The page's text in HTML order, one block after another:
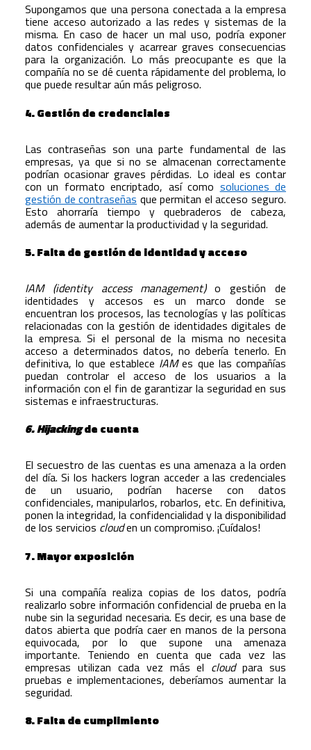
Supongamos que una persona conectada a la empresa
tiene acceso autorizado a las redes y sistemas de la
misma. En caso de hacer un mal uso, podría exponer
datos confidenciales y acarrear graves consecuencias
para la organización. Lo más preocupante es que la
compañía no se dé cuenta rápidamente del problema, lo
que puede resultar aún más peligroso.
4. Gestión de credenciales
Las contraseñas son una parte fundamental de las
empresas, ya que si no se almacenan correctamente
podrían ocasionar graves pérdidas. Lo ideal es contar
con un formato encriptado, así como soluciones de
gestión de contraseñas que permitan el acceso seguro.
Esto ahorraría tiempo y quebraderos de cabeza,
además de aumentar la productividad y la seguridad.
5. Falta de gestión de identidad y acceso
IAM (identity access management)o gestión de
identidades y accesos es un marco donde se
encuentran los procesos, las tecnologías y las políticas
relacionadas con la gestión de identidades digitales de
la empresa. Si el personal de la misma no necesita
acceso a determinados datos, no debería tenerlo. En
definitiva, lo que establece IAMes que las compañías
puedan controlar el acceso de los usuarios a la
información con el fin de garantizar la seguridad en sus
sistemas e infraestructuras.
6. Hijackingde cuenta
El secuestro de las cuentas es una amenaza a la orden
del día. Si los hackers logran acceder a las credenciales
de un usuario, podrían hacerse con datos
confidenciales, manipularlos, robarlos, etc. En definitiva,
ponen la integridad, la confidencialidad y la disponibilidad
de los servicios clouden un compromiso. ¡Cuídalos!
7. Mayor exposición
Si una compañía realiza copias de los datos, podría
realizarlo sobre información confidencial de prueba en la
nube sin la seguridad necesaria. Es decir, es una base de
datos abierta que podría caer en manos de la persona
equivocada, por lo que supone una amenaza
importante. Teniendo en cuenta que cada vez las
empresas utilizan cada vez más el cloudpara sus
pruebas e implementaciones, deberíamos aumentar la
seguridad.
8. Falta de cumplimiento